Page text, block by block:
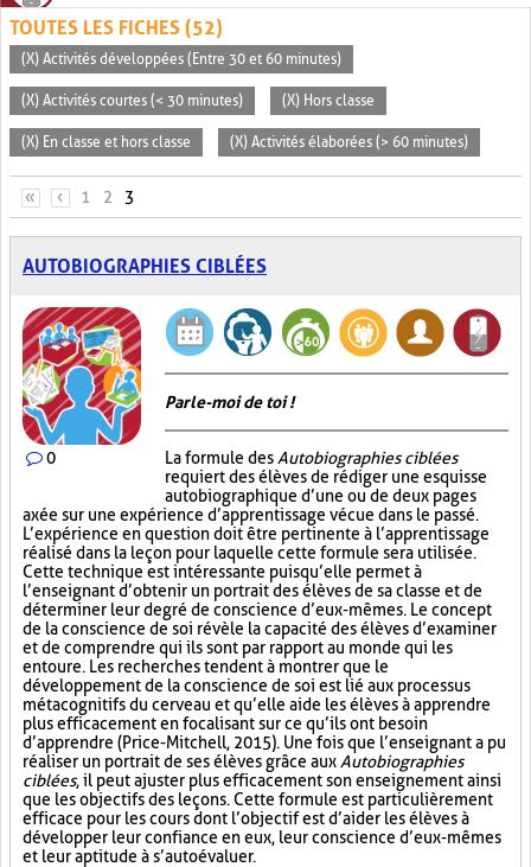
TOUTES LES FICHES (52)
(X) Activités développées (Entre 30 et 60 minutes)
(X) Activités courtes (< 30 minutes) (X) Hors classe
(X) En classe et hors classe (X) Activités élaborées (> 60 minutes)
PAGES
« ‹ 1 2 3
AUTOBIOGRAPHIES CIBLÉES
0
Parle-moi de toi !
La formule des Autobiographies ciblées
requiert des élèves de rédiger une esquisse
autobiographique d’une ou de deux pages
axée sur une expérience d’apprentissage vécue dans le passé.
L’expérience en question doit être pertinente à l’apprentissage
réalisé dans la leçon pour laquelle cette formule sera utilisée.
Cette technique est intéressante puisqu’elle permet à
l’enseignant d’obtenir un portrait des élèves de sa classe et de
déterminer leur degré de conscience d’eux-mêmes. Le concept
de la conscience de soi révèle la capacité des élèves d’examiner
et de comprendre qui ils sont par rapport au monde qui les
entoure. Les recherches tendent à montrer que le
développement de la conscience de soi est lié aux processus
métacognitifs du cerveau et qu’elle aide les élèves à apprendre
plus efficacement en focalisant sur ce qu’ils ont besoin
d’apprendre (Price-Mitchell, 2015). Une fois que l’enseignant a pu
réaliser un portrait de ses élèves grâce aux Autobiographies
ciblées, il peut ajuster plus efficacement son enseignement ainsi
que les objectifs des leçons. Cette formule est particulièrement
efficace pour les cours dont l’objectif est d’aider les élèves à
développer leur confiance en eux, leur conscience d’eux-mêmes
et leur aptitude à s’autoévaluer.